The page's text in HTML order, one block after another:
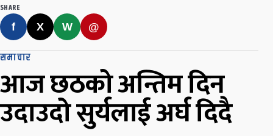
SHARE
f X W @
समाचार
आज छठको अन्तिम दिन
उदाउदो सुर्यलाई अर्घ दिदै